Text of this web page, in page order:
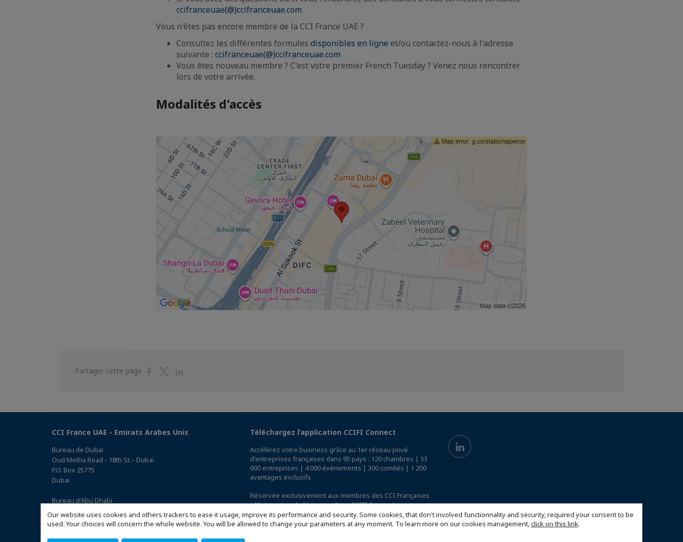
Our website uses cookies and others trackers to ease it usage, improve its performance and security. Some cookies, that don't involved functionnality and security, required your consent to be
used. Your choices will concern the whole website. You will be allowed to change your parameters at any moment. To learn more on our cookies management,click on this link.
ccifranceuae(@)ccifranceuae.com
Vous n'êtes pas encore membre de la CCI France UAE ?
Consultez les différentes formules disponibles en ligne et/ou contactez-nous à l'adresse
suivante : ccifranceuae(@)ccifranceuae.com
Vous êtes nouveau membre ? C'est votre premier French Tuesday ? Venez nous rencontrer
lors de votre arrivée.
Modalités d'accès
Partager cette page
PartagerPartager
CCI France UAE - Emirats Arabes Unis
Bureau de Dubaï
Oud Metha Road - 18th St – Dubai
P.O. Box 25775
Dubaï
Bureau d'Abu Dhabi
Office 05, 0 Floor, Building# 14, Hamad Suhail Al Khaily Est.,
junction of 12 Al Keebal St. and Al Meena St.
(Accéder au plan)
Téléchargez l’application CCIFI Connect
Accélérez votre business grâce au 1er réseau privé
d'entreprises françaises dans 95 pays : 120 chambres | 33
000 entreprises | 4 000 événements | 300 comités | 1 200
avantages exclusifs
Réservée exclusivement aux membres des CCI Françaises
à l'International,découvrez l'app CCIFI Connect.